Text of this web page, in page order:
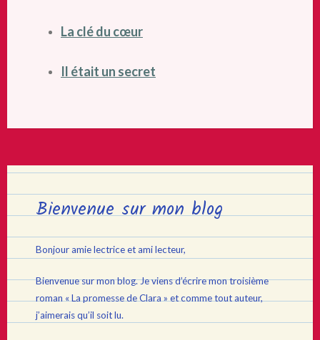
La clé du cœur
Il était un secret
Bienvenue sur mon blog
Bonjour amie lectrice et ami lecteur,
Bienvenue sur mon blog. Je viens d’écrire mon troisième
roman « La promesse de Clara » et comme tout auteur,
j’aimerais qu’il soit lu.